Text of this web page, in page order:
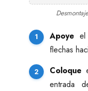
Apoye
flechas
Coloque
entrada